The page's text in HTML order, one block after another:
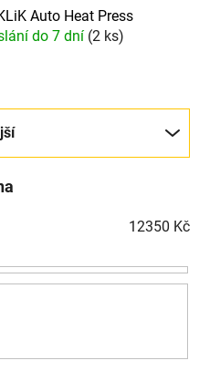
Auto Heat Press
do 7 dní (2 ks)
12350 Kč